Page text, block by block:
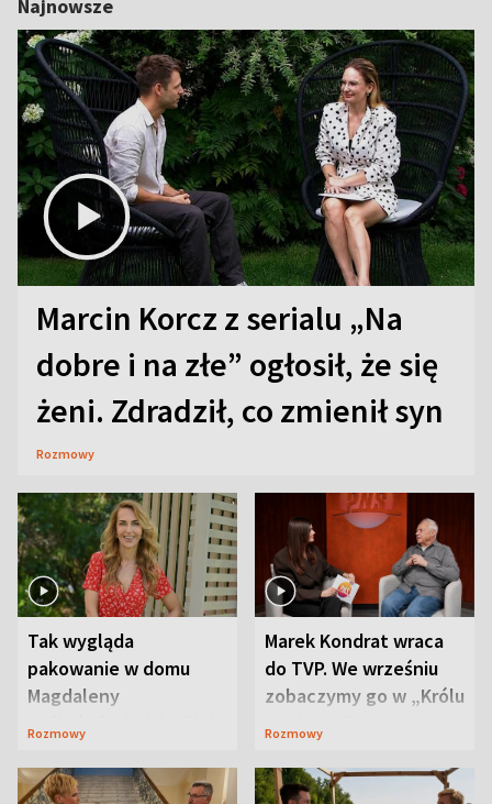
Najnowsze
Marcin Korcz z serialu „Na
dobre i na złe” ogłosił, że się
żeni. Zdradził, co zmienił syn
Rozmowy
Tak wygląda
pakowanie w domu
Magdaleny
Waligórskiej-Lisieckiej.
Rozmowy
Marek Kondrat wraca
do TVP. We wrześniu
zobaczymy go w „Królu
Maciusiu I”
Rozmowy